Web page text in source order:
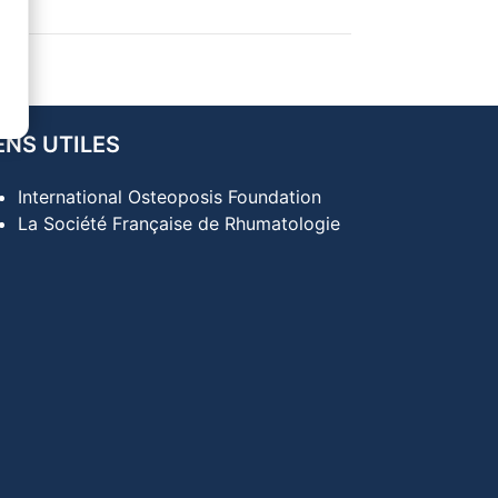
UTILES
International Osteoposis Foundation
La Société Française de Rhumatologie